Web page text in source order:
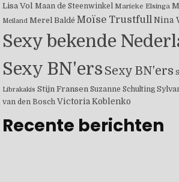
Lisa Vol Maan de Steenwinkel Marieke Elsinga
Meiland Merel Baldé Moïse Trustfull Nina
Sexy bekende
Sexy BN'ers Sexy BN'ers
Librakakis Stijn Fransen Suzanne Schulting
van den Bosch Victoria Koblenko
Recente berichten